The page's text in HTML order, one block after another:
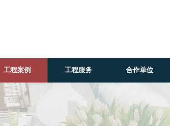
工程案例 工程服务 合作单位